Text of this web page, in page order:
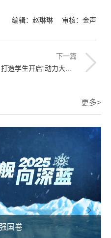
编辑：赵琳琳 审核：金声
下一篇
打造学生开启“动力大门”的钥匙
更多>
国卷